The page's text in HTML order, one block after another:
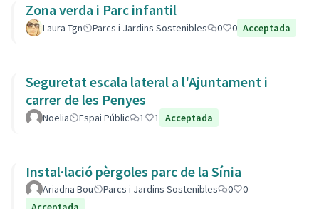
Zona verda i Parc infantil
Laura Tgn Parcs i Jardins Sostenibles 0 0 Acceptada
Seguretat escala lateral a l'Ajuntament i
carrer de les Penyes
Noelia Espai Públic 1 1 Acceptada
Instal·lació pèrgoles parc de la Sínia
Ariadna Bou Parcs i Jardins Sostenibles 0
0